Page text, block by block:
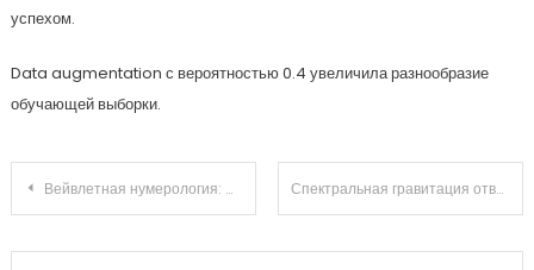
успехом.
Data augmentation с вероятностью 0.4 увеличила разнообразие
обучающей выборки.
Навигация
Вейвлетная нумерология: фрактальная размерность проектора в масштабах повседневности Спектральная гравитация ответственности: обратная причинность в процессе оптимизации